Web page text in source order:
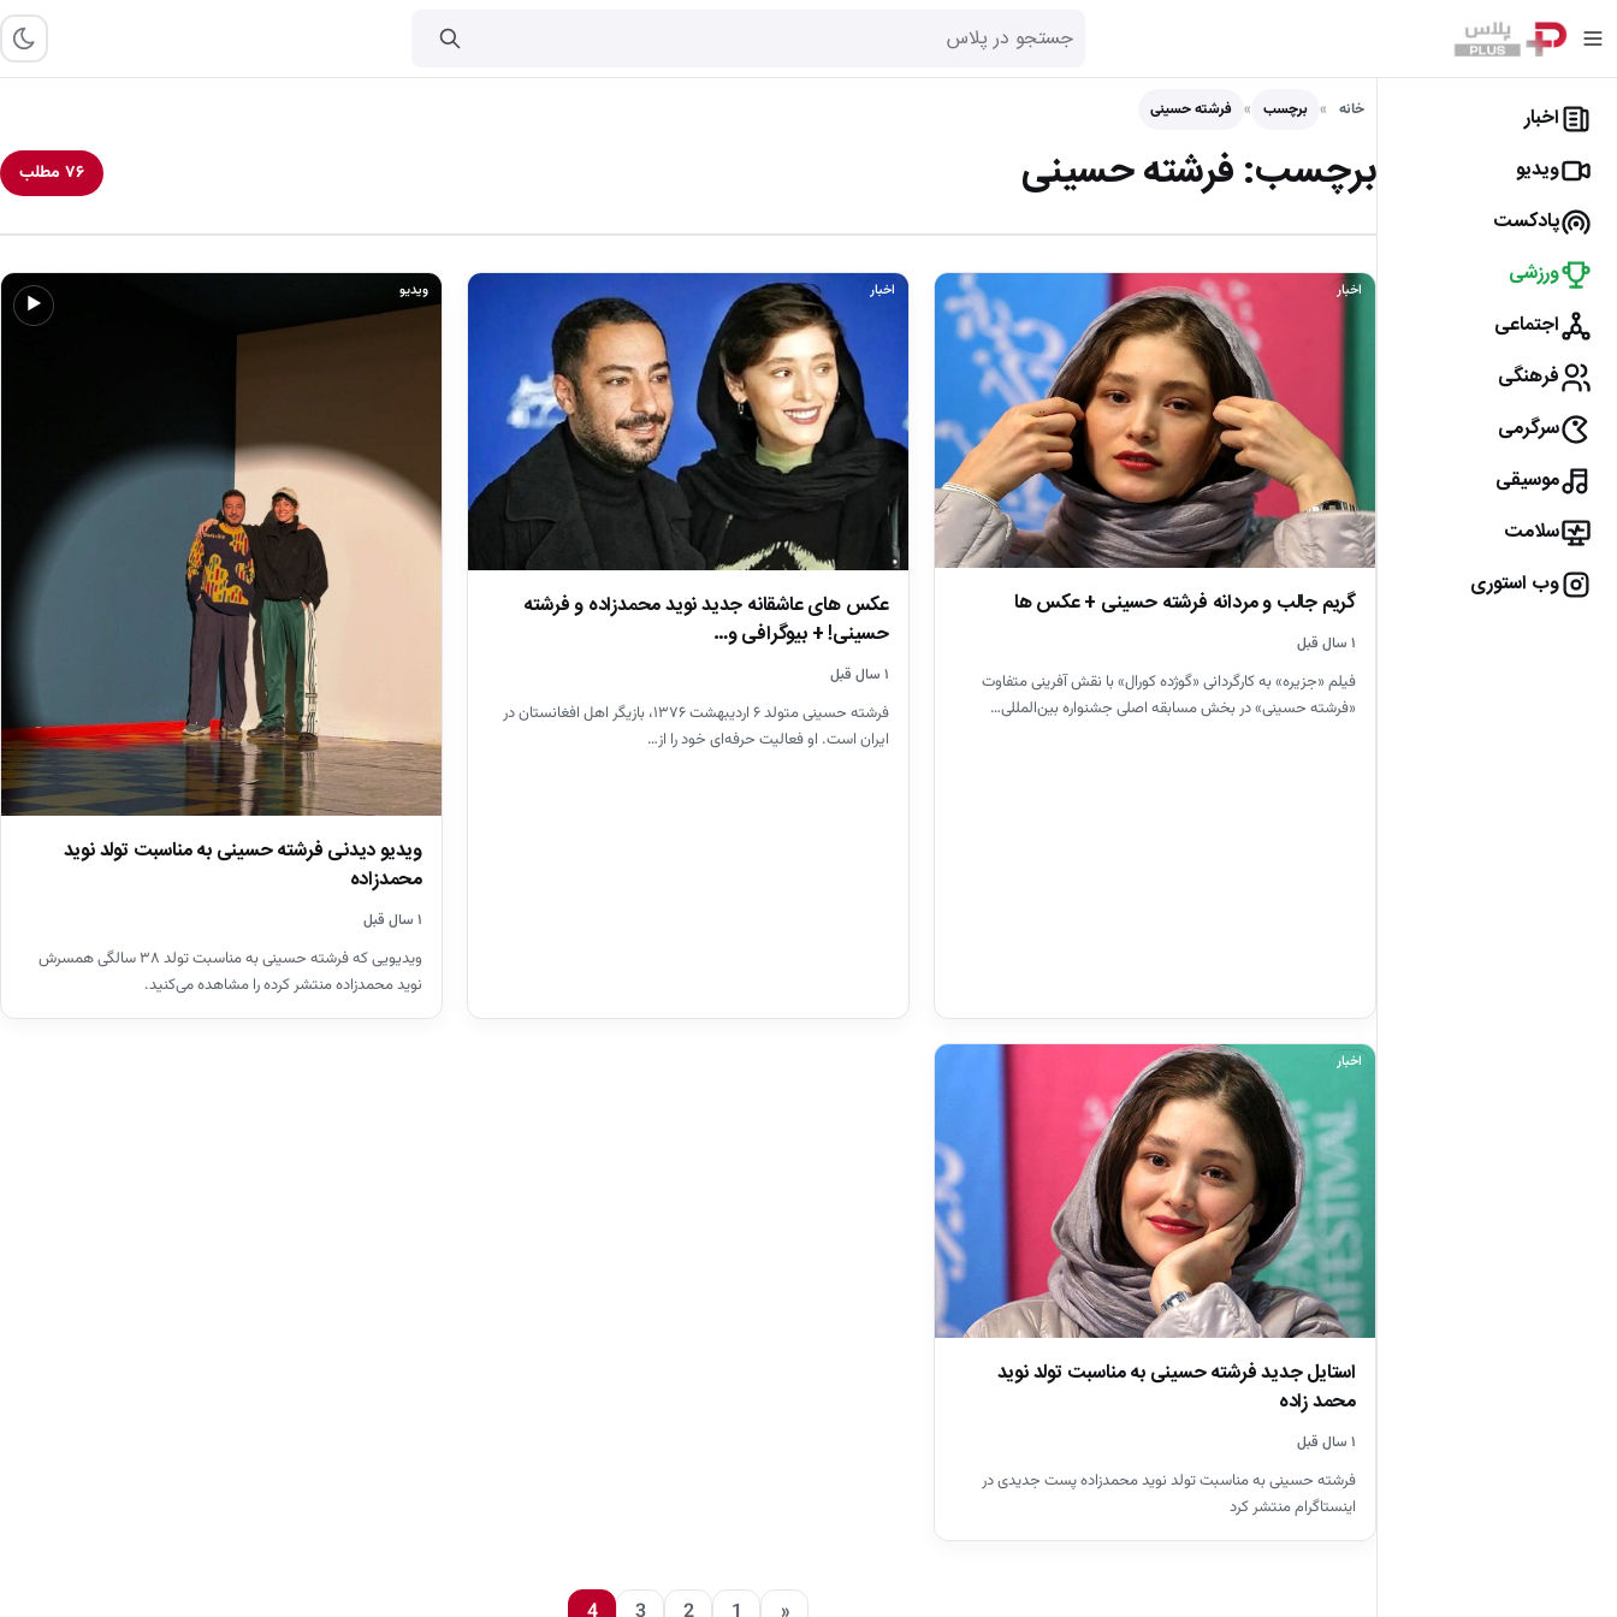
اخبار
ویدیو
پادکست
ورزشی
اجتماعی
فرهنگی
سرگرمی
موسیقی
سلامت
وب استوری
خانه برچسب فرشته حسینی
برچسب:فرشته حسینی ۷۶ مطلب
اخبار
گریم جالب و مردانه فرشته حسینی + عکس ها
۱ سال قبل
فیلم «جزیره» به کارگردانی «گوژده کورال» با نقش آفرینی متفاوت
«فرشته حسینی» در بخش مسابقه اصلی جشنواره بین‌المللی…
اخبار
عکس های عاشقانه جدید نوید محمدزاده و فرشته
حسینی! + بیوگرافی و…
۱ سال قبل
فرشته حسینی متولد ۶ اردیبهشت ۱۳۷۶، بازیگر اهل افغانستان در
ایران است. او فعالیت حرفه‌ای خود را از…
▶
ویدیو
ویدیو دیدنی فرشته حسینی به مناسبت تولد نوید
محمدزاده
۱ سال قبل
ویدیویی که فرشته حسینی به مناسبت تولد ۳۸ سالگی همسرش
نوید محمدزاده منتشر کرده را مشاهده می‌کنید.
اخبار
استایل جدید فرشته حسینی به مناسبت تولد نوید
محمد زاده
۱ سال قبل
فرشته حسینی به مناسبت تولد نوید محمدزاده پست جدیدی در
اینستاگرام منتشر کرد